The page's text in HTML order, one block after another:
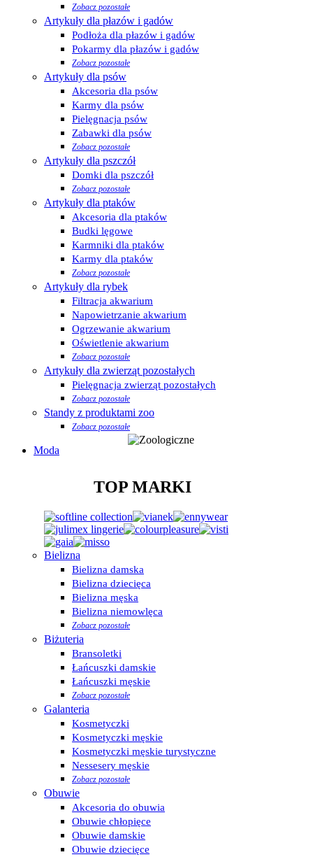
Zobacz pozostałe
Artykuły dla płazów i gadów
Podłoża dla płazów i gadów
Pokarmy dla płazów i gadów
Zobacz pozostałe
Artykuły dla psów
Akcesoria dla psów
Karmy dla psów
Pielęgnacja psów
Zabawki dla psów
Zobacz pozostałe
Artykuły dla pszczół
Domki dla pszczół
Zobacz pozostałe
Artykuły dla ptaków
Akcesoria dla ptaków
Budki lęgowe
Karmniki dla ptaków
Karmy dla ptaków
Zobacz pozostałe
Artykuły dla rybek
Filtracja akwarium
Napowietrzanie akwarium
Ogrzewanie akwarium
Oświetlenie akwarium
Zobacz pozostałe
Artykuły dla zwierząt pozostałych
Pielęgnacja zwierząt pozostałych
Zobacz pozostałe
Standy z produktami zoo
Zobacz pozostałe
Moda
TOP MARKI
Bielizna
Bielizna damska
Bielizna dziecięca
Bielizna męska
Bielizna niemowlęca
Zobacz pozostałe
Biżuteria
Bransoletki
Łańcuszki damskie
Łańcuszki męskie
Zobacz pozostałe
Galanteria
Kosmetyczki
Kosmetyczki męskie
Kosmetyczki męskie turystyczne
Nessesery męskie
Zobacz pozostałe
Obuwie
Akcesoria do obuwia
Obuwie chłopięce
Obuwie damskie
Obuwie dziecięce